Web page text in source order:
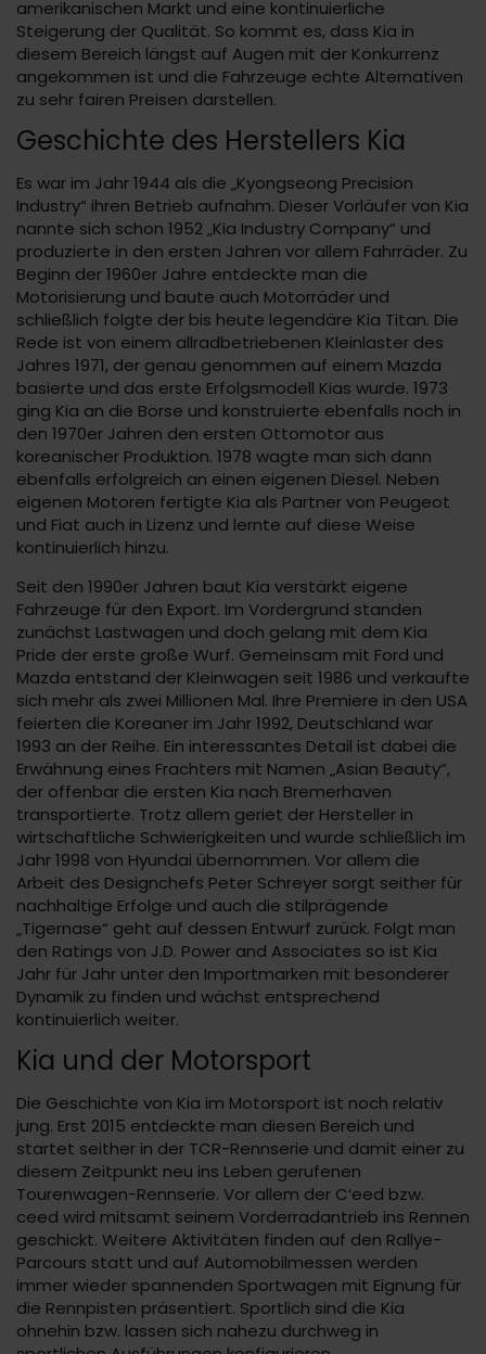
amerikanischen Markt und eine kontinuierliche
Steigerung der Qualität. So kommt es, dass Kia in
diesem Bereich längst auf Augen mit der Konkurrenz
angekommen ist und die Fahrzeuge echte Alternativen
zu sehr fairen Preisen darstellen.
Geschichte des Herstellers Kia
Es war im Jahr 1944 als die „Kyongseong Precision
Industry“ ihren Betrieb aufnahm. Dieser Vorläufer von Kia
nannte sich schon 1952 „Kia Industry Company“ und
produzierte in den ersten Jahren vor allem Fahrräder. Zu
Beginn der 1960er Jahre entdeckte man die
Motorisierung und baute auch Motorräder und
schließlich folgte der bis heute legendäre Kia Titan. Die
Rede ist von einem allradbetriebenen Kleinlaster des
Jahres 1971, der genau genommen auf einem Mazda
basierte und das erste Erfolgsmodell Kias wurde. 1973
ging Kia an die Börse und konstruierte ebenfalls noch in
den 1970er Jahren den ersten Ottomotor aus
koreanischer Produktion. 1978 wagte man sich dann
ebenfalls erfolgreich an einen eigenen Diesel. Neben
eigenen Motoren fertigte Kia als Partner von Peugeot
und Fiat auch in Lizenz und lernte auf diese Weise
kontinuierlich hinzu.
Seit den 1990er Jahren baut Kia verstärkt eigene
Fahrzeuge für den Export. Im Vordergrund standen
zunächst Lastwagen und doch gelang mit dem Kia
Pride der erste große Wurf. Gemeinsam mit Ford und
Mazda entstand der Kleinwagen seit 1986 und verkaufte
sich mehr als zwei Millionen Mal. Ihre Premiere in den USA
feierten die Koreaner im Jahr 1992, Deutschland war
1993 an der Reihe. Ein interessantes Detail ist dabei die
Erwähnung eines Frachters mit Namen „Asian Beauty“,
der offenbar die ersten Kia nach Bremerhaven
transportierte. Trotz allem geriet der Hersteller in
wirtschaftliche Schwierigkeiten und wurde schließlich im
Jahr 1998 von Hyundai übernommen. Vor allem die
Arbeit des Designchefs Peter Schreyer sorgt seither für
nachhaltige Erfolge und auch die stilprägende
„Tigernase“ geht auf dessen Entwurf zurück. Folgt man
den Ratings von J.D. Power and Associates so ist Kia
Jahr für Jahr unter den Importmarken mit besonderer
Dynamik zu finden und wächst entsprechend
kontinuierlich weiter.
Kia und der Motorsport
Die Geschichte von Kia im Motorsport ist noch relativ
jung. Erst 2015 entdeckte man diesen Bereich und
startet seither in der TCR-Rennserie und damit einer zu
diesem Zeitpunkt neu ins Leben gerufenen
Tourenwagen-Rennserie. Vor allem der C‘eed bzw.
ceed wird mitsamt seinem Vorderradantrieb ins Rennen
geschickt. Weitere Aktivitäten finden auf den Rallye-
Parcours statt und auf Automobilmessen werden
immer wieder spannenden Sportwagen mit Eignung für
die Rennpisten präsentiert. Sportlich sind die Kia
ohnehin bzw. lassen sich nahezu durchweg in